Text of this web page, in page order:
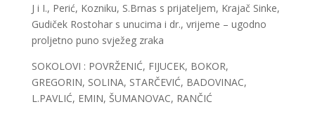
J i I., Perić, Kozniku, S.Brnas s prijateljem, Krajač Sinke,
Gudiček Rostohar s unucima i dr., vrijeme – ugodno
proljetno puno svježeg zraka
SOKOLOVI : POVRŽENIĆ, FIJUCEK, BOKOR,
GREGORIN, SOLINA, STARČEVIĆ, BADOVINAC,
L.PAVLIĆ, EMIN, ŠUMANOVAC, RANČIĆ